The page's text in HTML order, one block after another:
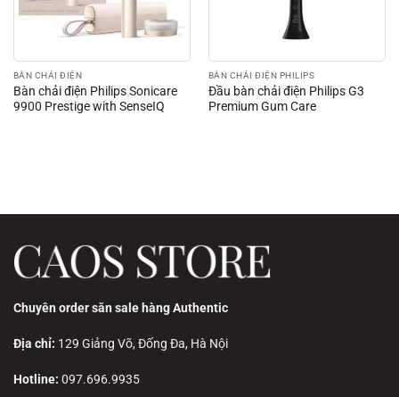
BÀN CHẢI ĐIỆN
Bàn chải điện Philips Sonicare
9900 Prestige with SenseIQ
BÀN CHẢI ĐIỆN PHILIPS
Đầu bàn chải điện Philips G3
Premium Gum Care
Chuyên order săn sale hàng Authentic
Địa chỉ: 129 Giảng Võ, Đống Đa, Hà Nội
Hotline: 097.696.9935